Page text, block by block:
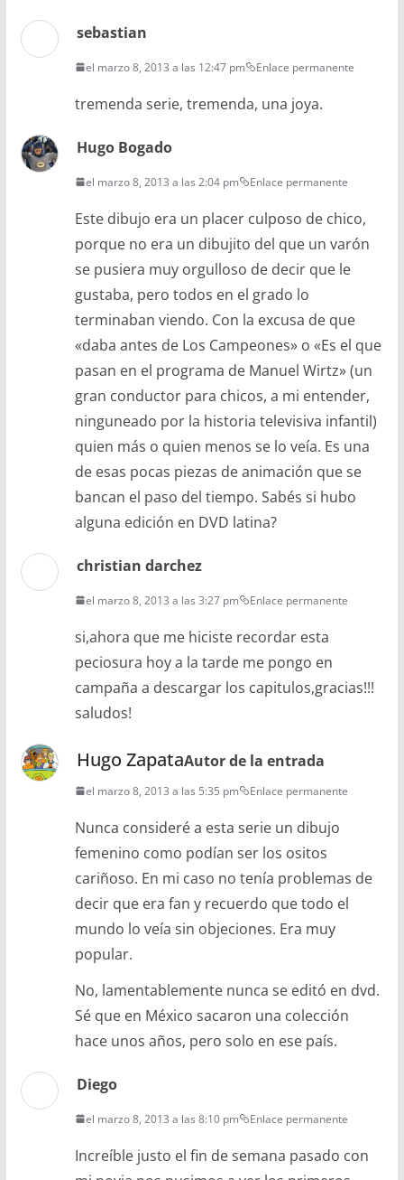
sebastian
el marzo 8, 2013 a las 12:47 pm Enlace permanente
tremenda serie, tremenda, una joya.
Hugo Bogado
el marzo 8, 2013 a las 2:04 pm Enlace permanente
Este dibujo era un placer culposo de chico,
porque no era un dibujito del que un varón
se pusiera muy orgulloso de decir que le
gustaba, pero todos en el grado lo
terminaban viendo. Con la excusa de que
«daba antes de Los Campeones» o «Es el que
pasan en el programa de Manuel Wirtz» (un
gran conductor para chicos, a mi entender,
ninguneado por la historia televisiva infantil)
quien más o quien menos se lo veía. Es una
de esas pocas piezas de animación que se
bancan el paso del tiempo. Sabés si hubo
alguna edición en DVD latina?
christian darchez
el marzo 8, 2013 a las 3:27 pm Enlace permanente
si,ahora que me hiciste recordar esta
peciosura hoy a la tarde me pongo en
campaña a descargar los capitulos,gracias!!!
saludos!
Hugo ZapataAutor de la entrada
el marzo 8, 2013 a las 5:35 pm Enlace permanente
Nunca consideré a esta serie un dibujo
femenino como podían ser los ositos
cariñoso. En mi caso no tenía problemas de
decir que era fan y recuerdo que todo el
mundo lo veía sin objeciones. Era muy
popular.
No, lamentablemente nunca se editó en dvd.
Sé que en México sacaron una colección
hace unos años, pero solo en ese país.
Diego
el marzo 8, 2013 a las 8:10 pm Enlace permanente
Increíble justo el fin de semana pasado con